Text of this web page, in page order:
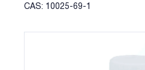
CAS: 10025-69-1